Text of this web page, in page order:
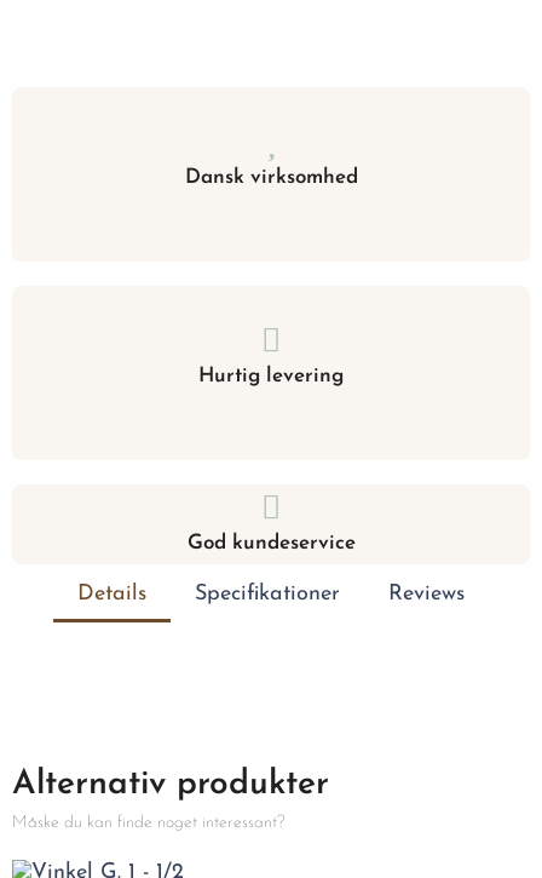
Dansk virksomhed
Hurtig levering
God kundeservice
Details Specifikationer Reviews
Alternativ produkter
Måske du kan finde noget interessant?